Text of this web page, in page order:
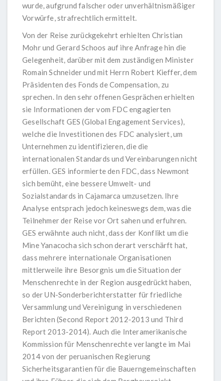
wurde, aufgrund falscher oder unverhältnismäßiger
Vorwürfe, strafrechtlich ermittelt.
Von der Reise zurückgekehrt erhielten Christian
Mohr und Gerard Schoos auf ihre Anfrage hin die
Gelegenheit, darüber mit dem zuständigen Minister
Romain Schneider und mit Herrn Robert Kieffer, dem
Präsidenten des Fonds de Compensation, zu
sprechen. In den sehr offenen Gesprächen erhielten
sie Informationen der vom FDC engagierten
Gesellschaft GES (Global Engagement Services),
welche die Investitionen des FDC analysiert, um
Unternehmen zu identifizieren, die die
internationalen Standards und Vereinbarungen nicht
erfüllen. GES informierte den FDC, dass Newmont
sich bemüht, eine bessere Umwelt- und
Sozialstandards in Cajamarca umzusetzen. Ihre
Analyse entsprach jedoch keineswegs dem, was die
Teilnehmer der Reise vor Ort sahen und erfuhren.
GES erwähnte auch nicht, dass der Konflikt um die
Mine Yanacocha sich schon derart verschärft hat,
dass mehrere internationale Organisationen
mittlerweile ihre Besorgnis um die Situation der
Menschenrechte in der Region ausgedrückt haben,
so der UN-Sonderberichterstatter für friedliche
Versammlung und Vereinigung in verschiedenen
Berichten (Second Report 2012-2013 und Third
Report 2013-2014). Auch die Interamerikanische
Kommission für Menschenrechte verlangte im Mai
2014 von der peruanischen Regierung
Sicherheitsgarantien für die Bauerngemeinschaften